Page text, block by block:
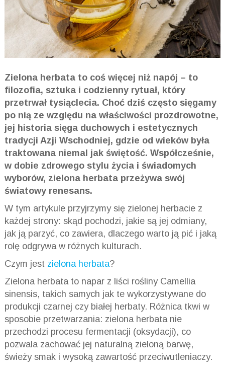
Zielona herbata to coś więcej niż napój – to
filozofia, sztuka i codzienny rytuał, który
przetrwał tysiąclecia. Choć dziś często sięgamy
po nią ze względu na właściwości prozdrowotne,
jej historia sięga duchowych i estetycznych
tradycji Azji Wschodniej, gdzie od wieków była
traktowana niemal jak świętość. Współcześnie,
w dobie zdrowego stylu życia i świadomych
wyborów, zielona herbata przeżywa swój
światowy renesans.
W tym artykule przyjrzymy się zielonej herbacie z
każdej strony: skąd pochodzi, jakie są jej odmiany,
jak ją parzyć, co zawiera, dlaczego warto ją pić i jaką
rolę odgrywa w różnych kulturach.
Czym jest zielona herbata?
Zielona herbata to napar z liści rośliny Camellia
sinensis, takich samych jak te wykorzystywane do
produkcji czarnej czy białej herbaty. Różnica tkwi w
sposobie przetwarzania: zielona herbata nie
przechodzi procesu fermentacji (oksydacji), co
pozwala zachować jej naturalną zieloną barwę,
świeży smak i wysoką zawartość przeciwutleniaczy.